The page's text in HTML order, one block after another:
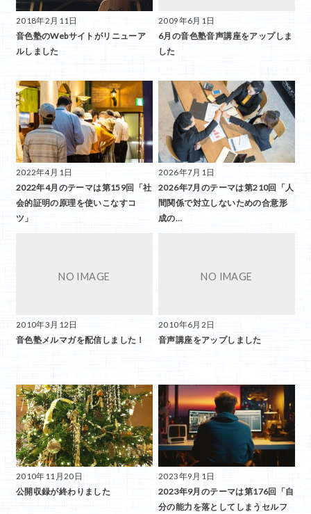
2018年2月11日
音色塾のWebサイトがリニューア
ルしました
2009年6月1日
6月の音色塾音声講座をアップしま
した
2022年4月1日
2022年4月のテーマは第159回「社
会的証明の原理を使いこなすコ
ツ」
2026年7月1日
2026年7月のテーマは第210回「人
間関係で対立しないための合意形
成の…
2010年3月12日
音色塾メルマガを配信しました！
2010年6月2日
音声講座をアップしました
2010年11月20日
公開収録が終わりました
2023年9月1日
2023年9月のテーマは第176回「自
分の能力を落としてしまうセルフ